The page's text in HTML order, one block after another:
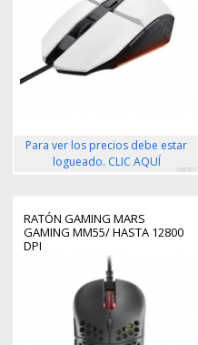
Para ver los precios debe estar
logueado. CLIC AQUÍ
168707
RATÓN GAMING MARS
GAMING MM55/ HASTA 12800
DPI